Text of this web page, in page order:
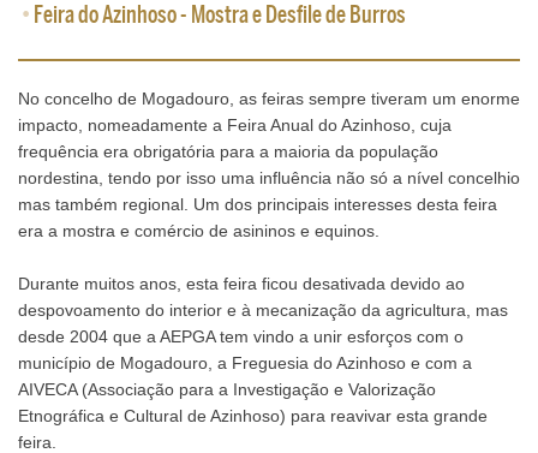
• Feira do Azinhoso - Mostra e Desfile de Burros
No concelho de Mogadouro, as feiras sempre tiveram um enorme
impacto, nomeadamente a Feira Anual do Azinhoso, cuja
frequência era obrigatória para a maioria da população
nordestina, tendo por isso uma influência não só a nível concelhio
mas também regional. Um dos principais interesses desta feira
era a mostra e comércio de asininos e equinos.
Durante muitos anos, esta feira ficou desativada devido ao
despovoamento do interior e à mecanização da agricultura, mas
desde 2004 que a AEPGA tem vindo a unir esforços com o
município de Mogadouro, a Freguesia do Azinhoso e com a
AIVECA (Associação para a Investigação e Valorização
Etnográfica e Cultural de Azinhoso) para reavivar esta grande
feira.